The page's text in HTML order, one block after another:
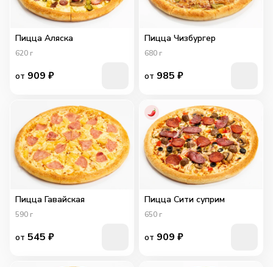
Пицца Аляска
620 г
от 909 ₽
Пицца Чизбургер
680 г
от 985 ₽
Пицца Гавайская
590 г
от 545 ₽
Пицца Сити суприм
650 г
от 909 ₽